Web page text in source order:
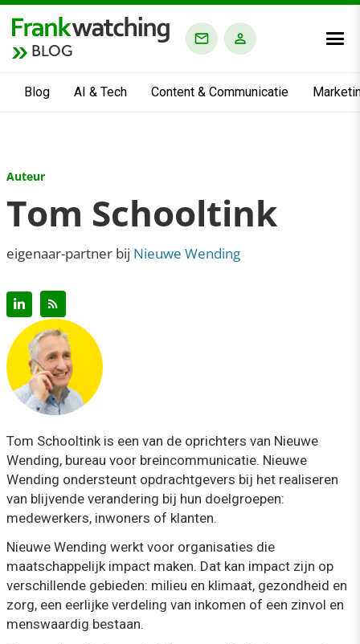
BLOG
Blog AI & Tech Content & Communicatie
Auteur
Tom Schooltink
eigenaar-partner bij Nieuwe Wending
Tom Schooltink is een van de oprichters van Nieuwe
Wending, bureau voor breincommunicatie. Nieuwe
Wending ondersteunt opdrachtgevers bij het realiseren
van blijvende verandering bij hun doelgroepen:
medewerkers, inwoners of klanten.
Nieuwe Wending werkt voor organisaties die
maatschappelijk impact maken. Dat kan impact zijn op
verschillende gebieden: milieu en klimaat, gezondheid en
zorg, een eerlijke verdeling van inkomen of een zinvol en
menswaardig bestaan.